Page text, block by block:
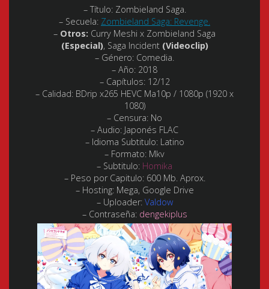
– Título: Zombieland Saga.
– Secuela: Zombieland Saga: Revenge.
– Otros: Curry Meshi x Zombieland Saga
(Especial), Saga Incident (Videoclip)
– Género: Comedia.
– Año: 2018
– Capítulos:12/12
– Calidad: BDrip x265 HEVC Ma10p / 1080p (1920 x
1080)
– Censura: No
– Audio: Japonés FLAC
– Idioma Subtitulo:Latino
– Formato: Mkv
– Subtitulo: Homika
– Peso por Capitulo:600 Mb. Aprox.
– Hosting:Mega, Google Drive
– Uploader: Valdow
– Contraseña: dengekiplus